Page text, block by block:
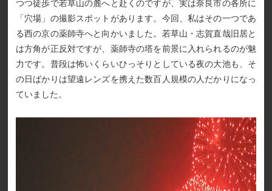
つつ徒歩で若草山の麓へと赴くのですが、実は奈良市の各所に
「穴場」の撮影スポットがあります。今回、私はその一つであ
る西の京の薬師寺へと向かいました。若草山・志賀直哉旧居と
は方角が正反対ですが、薬師寺の塔を前景に入れられるのが魅
力です。普段は怖いくらいひっそりとしている夜の大池も、そ
の日ばかりは望遠レンズを携えた数百人規模の人だかりになっ
ていました。